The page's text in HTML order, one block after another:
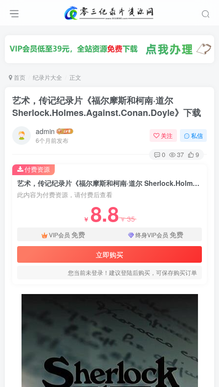
首页 纪录片大全 正文
艺术，传记纪录片《福尔摩斯和柯南·道尔
Sherlock.Holmes.Against.Conan.Doyle》下载
admin
6个月前发布
关注 私信
0 37 9
艺术，传记纪录片《福尔摩斯和柯南·道尔 Sherlock.Holmes.Against.Conan.Doyle》下载
此内容为付费资源，请付费后查看
￥ 8.8￥35
VIP会员 免费 终身VIP会员 免费
立即购买
您当前未登录！建议登陆后购买，可保存购买订单
付费资源